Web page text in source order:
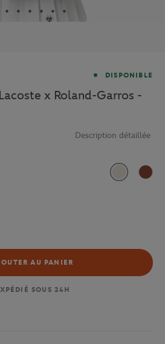
DISPONIBLE
x Roland-Garros -
Description détaillée
Ecru
AU PANIER
SOUS 24H